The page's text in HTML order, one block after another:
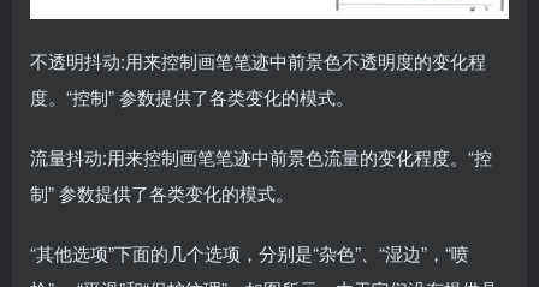
不透明抖动:用来控制画笔笔迹中前景色不透明度的变化程
度。“控制” 参数提供了各类变化的模式。
流量抖动:用来控制画笔笔迹中前景色流量的变化程度。“控
制” 参数提供了各类变化的模式。
“其他选项”下面的几个选项，分别是“杂色”、“湿边”，“喷